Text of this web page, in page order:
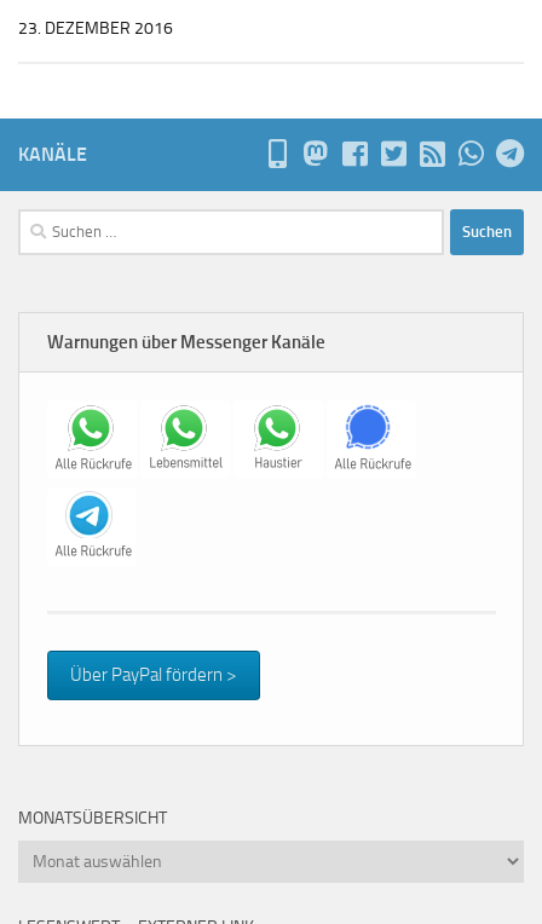
23. DEZEMBER 2016
KANÄLE
Suchen
nach:
Warnungen über Messenger Kanäle
Über PayPal fördern >
MONATSÜBERSICHT
Monatsübersicht